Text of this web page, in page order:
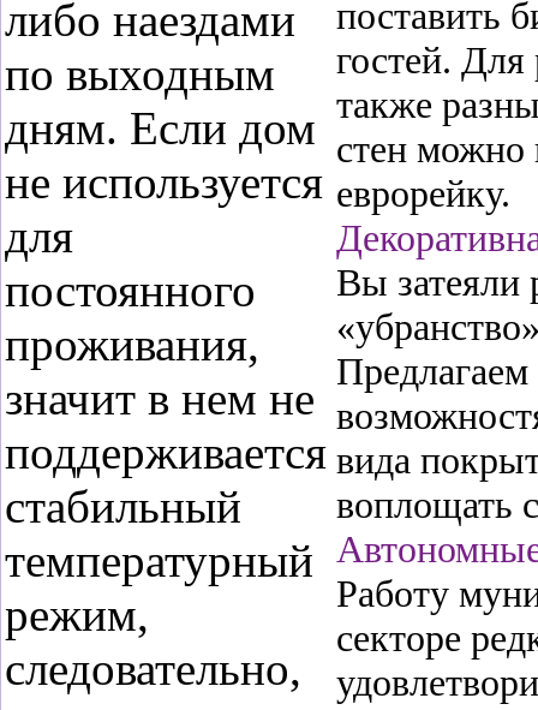
либо наездами
по выходным
дням. Если дом
не используется
для
постоянного
проживания,
значит в нем не
поддерживается
стабильный
температурный
режим,
следовательно,
поставить
гостей.
также
стен можно
еврорейку.
Вы затеяли
вида
воплощать
Работу
секторе